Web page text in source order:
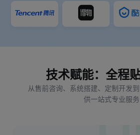
技术赋能：全程
从售前咨询、系统搭建、定制开发
供一站式专业服务